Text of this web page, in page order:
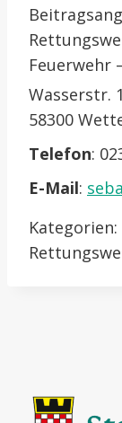
Feuerwehr
Wasserstr.
58300
Telefon:
E-Mail:
Kategorien: